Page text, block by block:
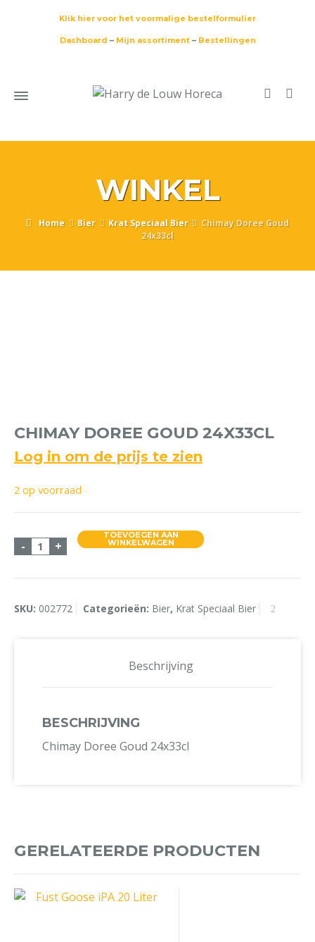
Klik hier voor het voormalige bestelformulier
Dashboard – Mijn assortiment– Bestellingen
WINKEL
Home Bier Krat Speciaal Bier
Chimay Doree Goud
24x33cl
CHIMAY DOREE GOUD 24X33CL
Log in om de prijs te zien
2 op voorraad
- Chimay Doree Goud 24x33cl aantal
+
TOEVOEGEN AAN
WINKELWAGEN
SKU: 002772 Categorieën: Bier, Krat Speciaal Bier
Beschrijving
BESCHRIJVING
Chimay Doree Goud 24x33cl
GERELATEERDE PRODUCTEN